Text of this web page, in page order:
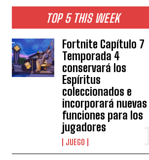
TOP 5 THIS WEEK
Fortnite Capítulo 7
Temporada 4
conservará los
Espíritus
coleccionados e
incorporará nuevas
funciones para los
jugadores
JUEGO